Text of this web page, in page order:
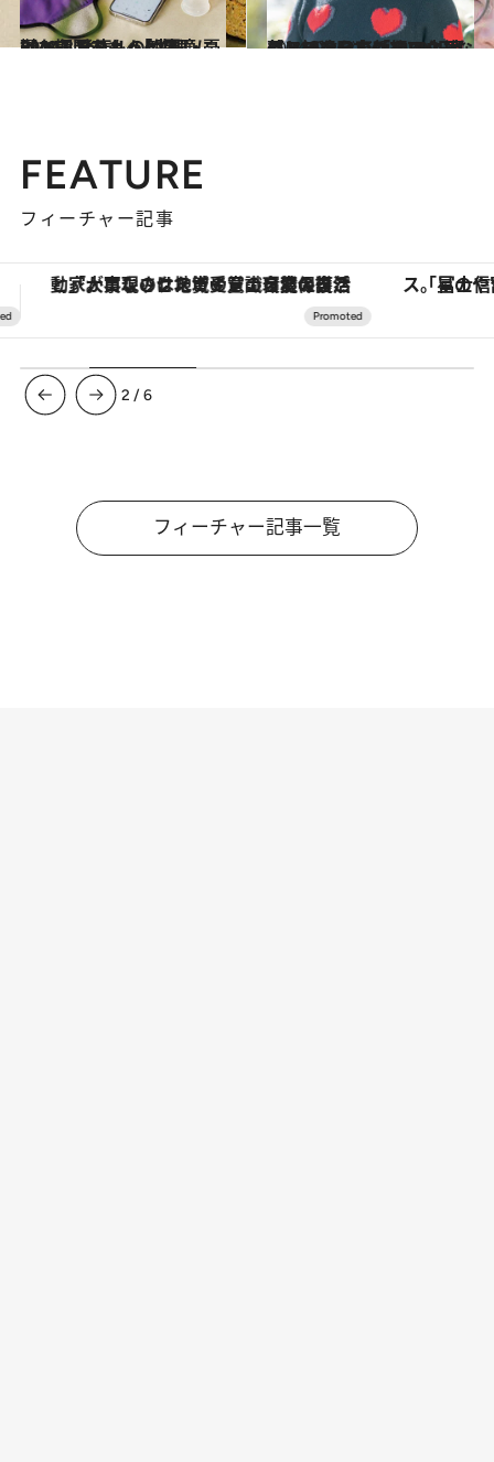
2024.3.9
【ベストフェムケア2024】発表！ 「生理・PMS・おりもの部門」 憂鬱な期間をもっと快適に
ビューティ＆ヘルス 2024.6.1
〈フランスでは約800円なのに…〉日本のアフターピルはなぜ高額なの？ 意外と知らない「経口中絶薬との違い」
ビューティ＆ヘルス
FEATURE
フィーチャー記事
「星のや富士」でデジタルデトックス。冨士信仰の歴史を辿り、心身を調える。 【銀座で出合う最旬美容】美髪ケアや上質
3 /6
フィーチャー記事一覧